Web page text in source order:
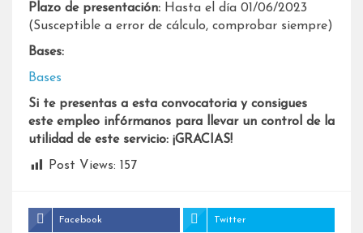
Plazo de presentación: Hasta el día 01/06/2023
(Susceptible a error de cálculo, comprobar siempre)
Bases:
Bases
Si te presentas a esta convocatoria y consigues
este empleo infórmanos para llevar un control de la
utilidad de este servicio: ¡GRACIAS!
Post Views: 157
Facebook Twitter